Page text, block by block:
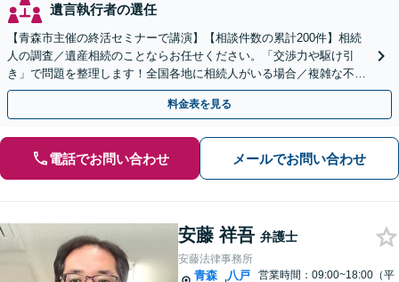
遺言執行者の選任
【青森市主催の終活セミナーで講演】【相談件数の累計200件】相続
人の調査／遺産相続のことならお任せください。「交渉力や駆け引
き」で問題を整理します！全国各地に相続人がいる場合／複雑な不動
産の相続にも対応【初回相談無料／当日・夜間可】
料金表を見る
電話でお問い合わせ メールでお問い合わせ
安藤 祥吾 弁護士
安藤法律事務所
青森
八戸
営業時間：09:00~18:00（平